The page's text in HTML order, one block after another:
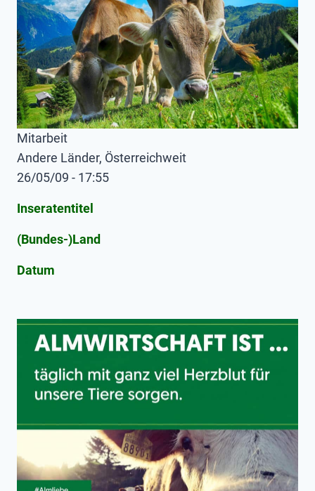
Mitarbeit
Andere Länder, Österreichweit
26/05/09 - 17:55
Inseratentitel
(Bundes-)Land
Datum